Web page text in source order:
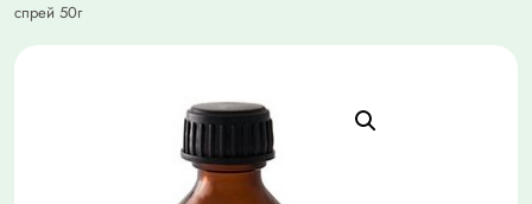
спрей 50г